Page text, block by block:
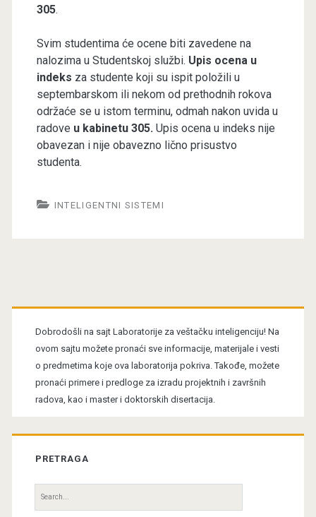
305.
Svim studentima će ocene biti zavedene na
nalozima u Studentskoj službi. Upis ocena u
indeks za studente koji su ispit položili u
septembarskom ili nekom od prethodnih rokova
održaće se u istom terminu, odmah nakon uvida u
radove u kabinetu 305. Upis ocena u indeks nije
obavezan i nije obavezno lično prisustvo
studenta.
INTELIGENTNI SISTEMI
Primary
Sidebar
Dobrodošli na sajt Laboratorije za veštačku inteligenciju! Na
ovom sajtu možete pronaći sve informacije, materijale i vesti
o predmetima koje ova laboratorija pokriva. Takođe, možete
pronaći primere i predloge za izradu projektnih i završnih
radova, kao i master i doktorskih disertacija.
PRETRAGA
Search
for: